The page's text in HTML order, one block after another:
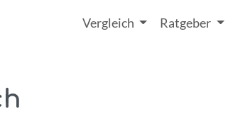
Vergleich Ratgeber